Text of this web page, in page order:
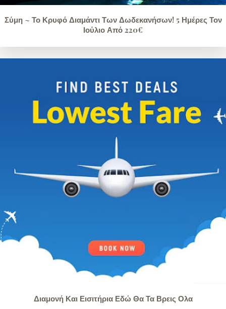
Σύμη ~ Το Κρυφό Διαμάντι Των Δωδεκανήσων! 5 Ημέρες Τον
Ιούλιο Από 220€
Διαμονή Και Εισιτήρια Εδώ Θα Τα Βρεις Ολα